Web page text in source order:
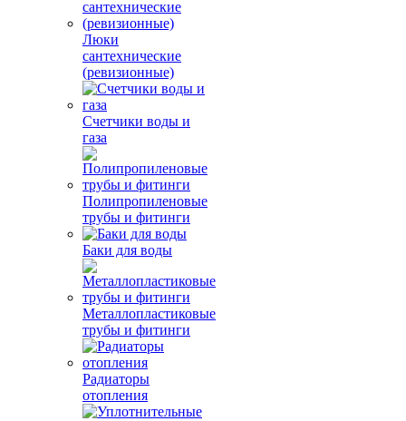
Люки
сантехнические
(ревизионные)
Счетчики воды и
газа
Полипропиленовые
трубы и фитинги
Баки для воды
Металлопластиковые
трубы и фитинги
Радиаторы
отопления